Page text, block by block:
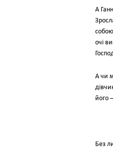
А
очі
А чи
його
Без